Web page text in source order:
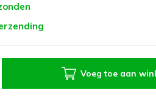
Voeg toe aan